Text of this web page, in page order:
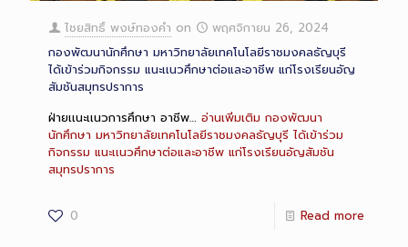
ไชยสิทธิ์ พงษ์ทองคำ on
พฤศจิกายน 26, 2024
กองพัฒนานักศึกษา มหาวิทยาลัยเทคโนโลยีราชมงคลธัญบุรี
ได้เข้าร่วมกิจกรรม แนะเเนวศึกษาต่อและอาชีพ แก่โรงเรียนอัญ
สัมชันสมุทรปราการ
ฝ่ายเเนะเเนวการศึกษา อาชีพ… อ่านเพิ่มเติม กองพัฒนา
นักศึกษา มหาวิทยาลัยเทคโนโลยีราชมงคลธัญบุรี ได้เข้าร่วม
กิจกรรม แนะเเนวศึกษาต่อและอาชีพ แก่โรงเรียนอัญสัมชัน
สมุทรปราการ
0 Read more